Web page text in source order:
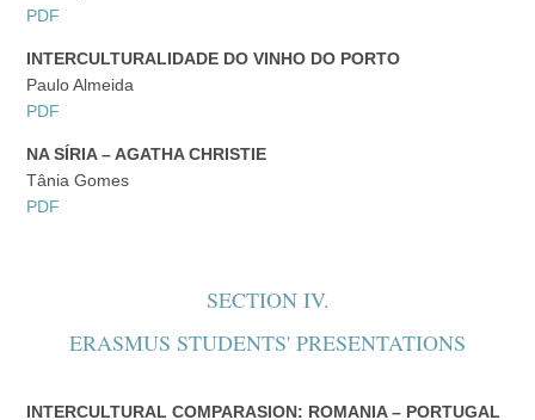
PDF
INTERCULTURALIDADE DO VINHO DO PORTO
Paulo Almeida
PDF
NA SÍRIA – AGATHA CHRISTIE
Tânia Gomes
PDF
SECTION IV.
ERASMUS STUDENTS' PRESENTATIONS
INTERCULTURAL COMPARASION: ROMANIA – PORTUGAL